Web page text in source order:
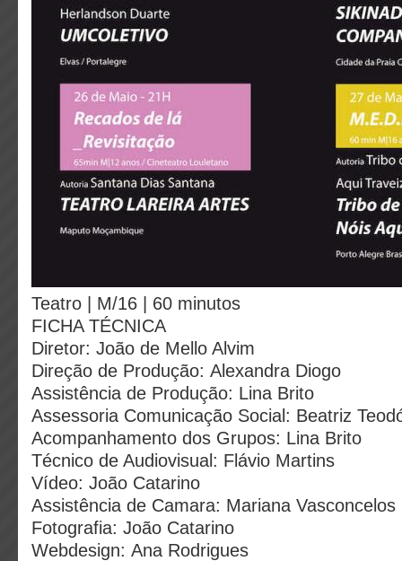
Teatro | M/16 | 60 minutos
FICHA TÉCNICA
Diretor: João de Mello Alvim
Direção de Produção: Alexandra Diogo
Assistência de Produção: Lina Brito
Assessoria Comunicação Social: Beatriz
Acompanhamento dos Grupos: Lina Brito
Técnico de Audiovisual: Flávio Martins
Vídeo: João Catarino
Assistência de Camara: Mariana Vasconcelos
Fotografia: João Catarino
Webdesign: Ana Rodrigues